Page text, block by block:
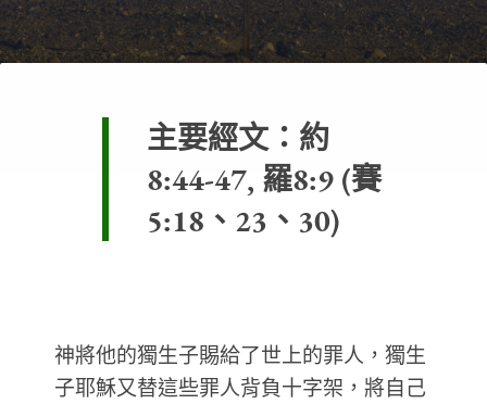
主要經文：約
8:44-47, 羅8:9 (賽
5:18、23、30)
神將他的獨生子賜給了世上的罪人，獨生
子耶穌又替這些罪人背負十字架，將自己